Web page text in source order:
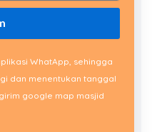
WhatApp, sehingga
dan menentukan tanggal
google map masjid